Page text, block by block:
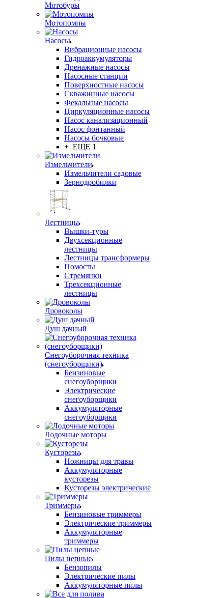
Мотобуры
Мотопомпы
Насосы
Вибрационные насосы
Гидроаккумуляторы
Дренажные насосы
Насосные станции
Поверхностные насосы
Скважинные насосы
Фекальные насосы
Циркуляционные насосы
Насос канализационный
Насос фонтанный
Насосы бочковые
+ ЕЩЕ 1
Измельчители
Измельчители садовые
Зернодробилки
Лестницы
Вышки-туры
Двухсекционные
лестницы
Лестницы трансформеры
Помосты
Стремянки
Трехсекционные
лестницы
Дровоколы
Душ дачный
Снегоуборочная техника
(снегоуборщики)
Бензиновые
снегоуборщики
Электрические
снегоуборщики
Аккумуляторные
снегоуборщики
Лодочные моторы
Кусторезы
Ножницы для травы
Аккумуляторные
кусторезы
Кусторезы электрические
Триммеры
Бензиновые триммеры
Электрические триммеры
Аккумуляторные
триммеры
Пилы цепные
Бензопилы
Электрические пилы
Аккумуляторные пилы